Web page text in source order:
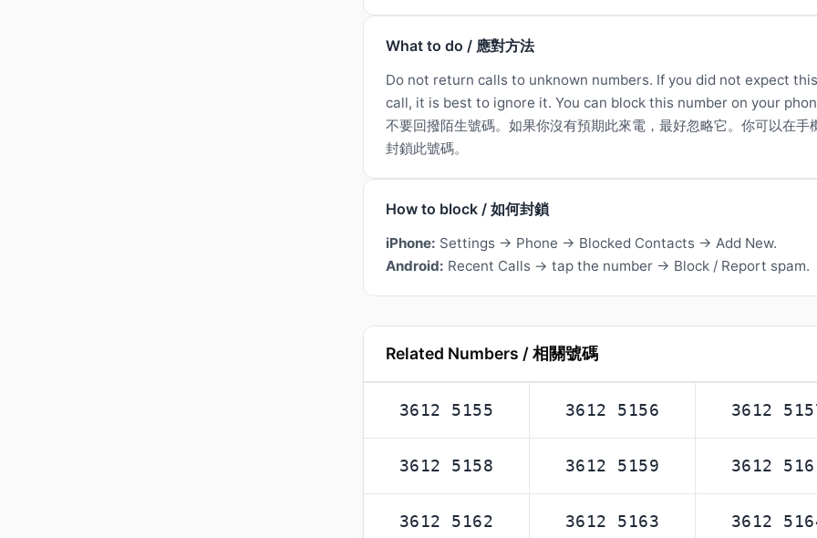
What to do / 應對方法
Do not return calls to unknown numbers. If you did not expect this
call, it is best to ignore it. You can block this number on your
不要回撥陌生號碼。如果你沒有預期此來電，最好忽略它。你可以在手
封鎖此號碼。
How to block / 如何封鎖
iPhone: Settings → Phone → Blocked Contacts → Add New.
Android: Recent Calls → tap the number → Block / Report spam.
Related Numbers / 相關號碼
3612 5155 3612 5156 3612
3612 5158 3612 5159 3612
3612 5162 3612 5163 3612